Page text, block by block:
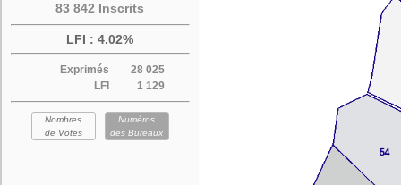
83 842 Inscrits
LFI : 4.02%
Exprimés
28 025
LFI
1 129
Nombres
de Votes
Numéros
des Bureaux